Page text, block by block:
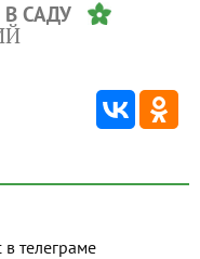
САДУ
Подпишитесь на нас в телеграме